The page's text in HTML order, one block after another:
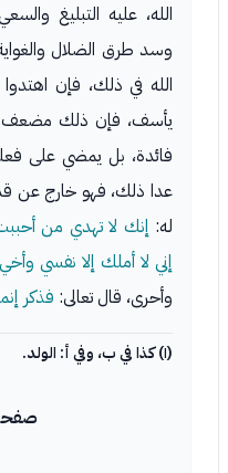
الله، عليه التبليغ
وسد طرق الضلال
الله في ذلك، فإن
يأسف، فإن ذلك مضعف
فائدة، بل يمضي على
عدا ذلك، فهو خارج عن
له: إنك لا تهدي من
إني لا أملك إلا نفسي وأخي
وأحرى، قال تعالى: فذكر
(١) كذا في ب، وفي أ: الولد.
صفحة